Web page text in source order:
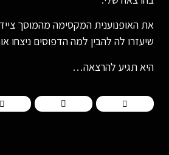
את האופנוענית המקסימה מהמוסך
שיעזרו לה להבין למה הדפוסים ניצחו
היא תגיע להרצאה…